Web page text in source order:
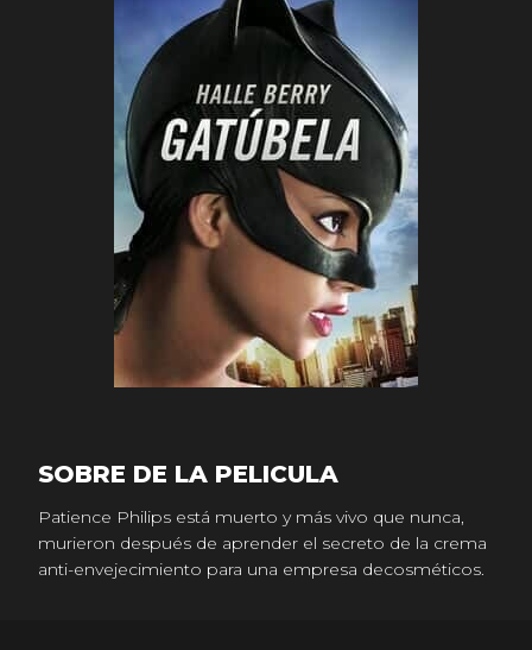
SOBRE DE LA PELICULA
Patience Philips está muerto y más vivo que nunca,
murieron después de aprender el secreto de la crema
anti-envejecimiento para una empresa decosméticos.